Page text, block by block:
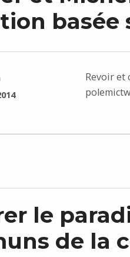
basée
Revoir et
le
de la